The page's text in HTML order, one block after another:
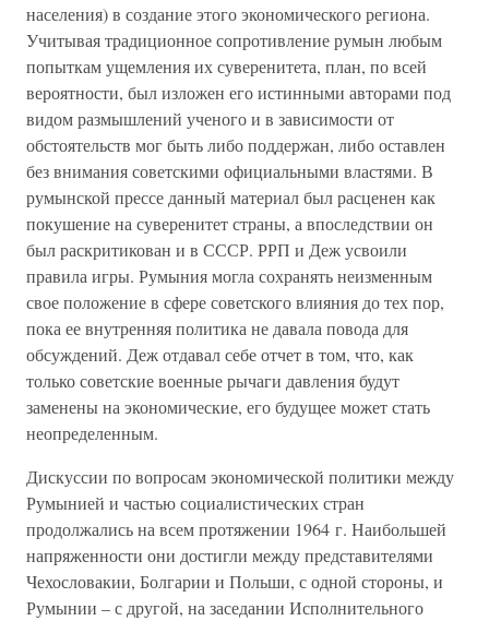
населения) в создание этого экономического региона.
Учитывая традиционное сопротивление румын любым
попыткам ущемления их суверенитета, план, по всей
вероятности, был изложен его истинными авторами под
видом размышлений ученого и в зависимости от
обстоятельств мог быть либо поддержан, либо оставлен
без внимания советскими официальными властями. В
румынской прессе данный материал был расценен как
покушение на суверенитет страны, а впоследствии он
был раскритикован и в СССР. РРП и Деж усвоили
правила игры. Румыния могла сохранять неизменным
свое положение в сфере советского влияния до тех пор,
пока ее внутренняя политика не давала повода для
обсуждений. Деж отдавал себе отчет в том, что, как
только советские военные рычаги давления будут
заменены на экономические, его будущее может стать
неопределенным.
Дискуссии по вопросам экономической политики между
Румынией и частью социалистических стран
продолжались на всем протяжении 1964 г. Наибольшей
напряженности они достигли между представителями
Чехословакии, Болгарии и Польши, с одной стороны, и
Румынии – с другой, на заседании Исполнительного